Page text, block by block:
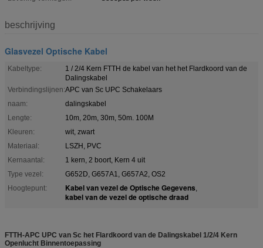
beschrijving
Glasvezel Optische Kabel
Kabeltype:
1 / 2/4 Kern FTTH de kabel van het het Flardkoord van de
Dalingskabel
Verbindingslijnen:APC van Sc UPC Schakelaars
naam:
dalingskabel
Lengte:
10m, 20m, 30m, 50m. 100M
Kleuren:
wit, zwart
Materiaal:
LSZH, PVC
Kernaantal:
1 kern, 2 boort, Kern 4 uit
Type vezel:
G652D, G657A1, G657A2, OS2
Hoogtepunt:
Kabel van vezel de Optische Gegevens,
kabel van de vezel de optische draad
FTTH-APC UPC van Sc het Flardkoord van de Dalingskabel 1/2/4 Kern
Openlucht Binnentoepassing